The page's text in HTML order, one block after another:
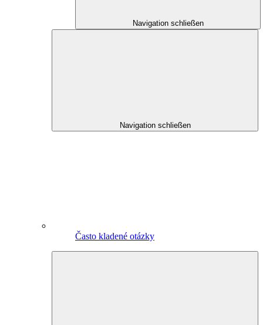
Navigation schließen
Navigation schließen
Často kladené otázky